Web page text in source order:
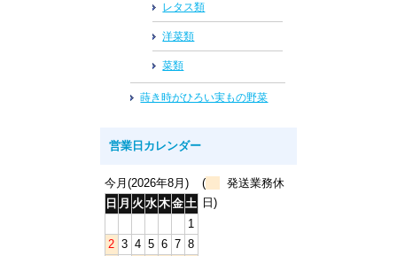
レタス類
洋菜類
菜類
蒔き時がひろい実もの野菜
営業日カレンダー
今月(2026年8月)
日 月 火 水木金土
1
2 3 4 5 6 7 8
(
発送業務休
日)